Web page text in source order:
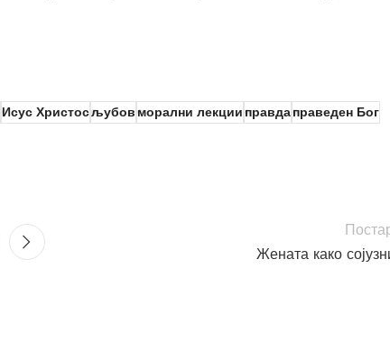
Исус Христосљубовморални лекцииправдаправеден Бог
Жената како